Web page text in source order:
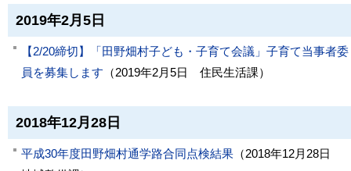
2019年2月5日
【2/20締切】「田野畑村子ども・子育て会議」子育て当事者委
員を募集します （2019年2月5日 住民生活課）
2018年12月28日
平成30年度田野畑村通学路合同点検結果 （2018年12月28日